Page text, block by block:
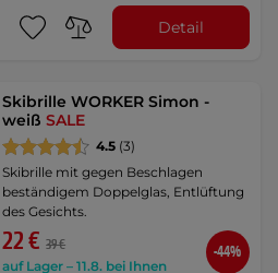
Detail
Skibrille WORKER Simon -
weißSALE
4.5 (3)
Skibrille mit gegen Beschlagen
beständigem Doppelglas, Entlüftung
des Gesichts.
22 € 39 €
auf Lager – 11.8. bei Ihnen
-44%